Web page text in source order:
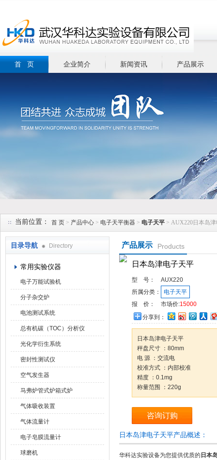
首 页 企业简介 新闻资讯 产品展示
当前位置： 首 页 > 产品中心 > 电子天平衡器 > 电子天平 > AUX220日本岛
目录导航 Directory
常用实验仪器
电子万能试验机
分子杂交炉
电池测试系统
总有机碳（TOC）分析仪
光化学衍生系统
密封性测试仪
空气发生器
马弗炉管式炉箱式炉
气体吸收装置
气体流量计
电子皂膜流量计
球磨机
产品展示 Products
日本岛津电子天平
型 号：
AUX220
所属分类：
电子天平
报 价：
市场价:15000
分享到：
日本岛津电子天平
秤盘尺寸 ：80mm
电 源 ：交流电
校准方式 ：内部校准
精度 ：0.1mg
称量范围 ：220g
咨询订购
日本岛津电子天平产品概述：
华科达实验设备为您提供优质的 日本